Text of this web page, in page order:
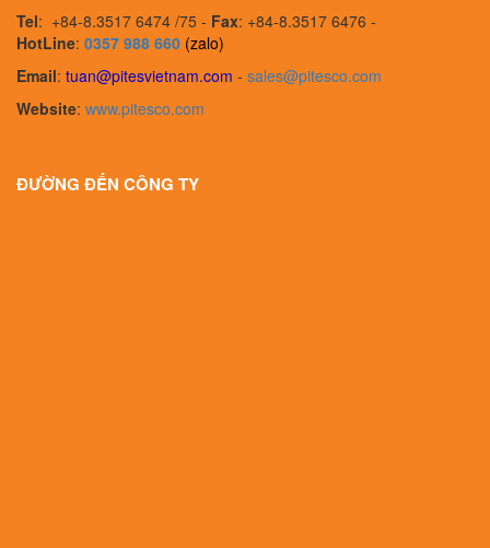
Tel: +84-8.3517 6474 /75 - Fax: +84-8.3517 6476 -
HotLine: 0357 988 660 (zalo)
Email: tuan@pitesvietnam.com - sales@pitesco.com
Website: www.pitesco.com
ĐƯỜNG ĐẾN CÔNG TY